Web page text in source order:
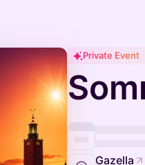
Private Event
Gazella